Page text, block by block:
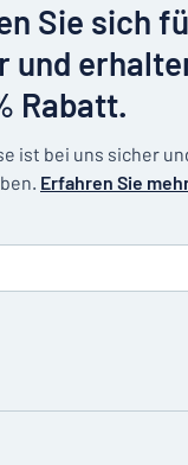
Sie sich
und
Rabatt.
ist bei uns sicher
Erfahren Sie